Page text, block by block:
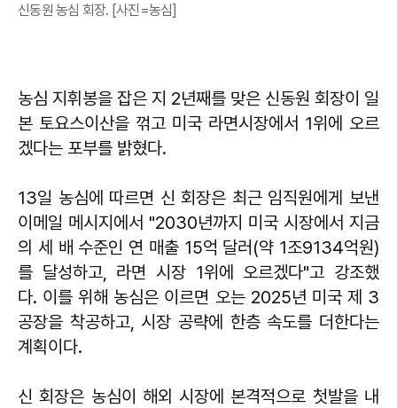
신동원 농심 회장. [사진=농심]
농심 지휘봉을 잡은 지 2년째를 맞은 신동원 회장이 일
본 토요스이산을 꺾고 미국 라면시장에서 1위에 오르
겠다는 포부를 밝혔다.
13일 농심에 따르면 신 회장은 최근 임직원에게 보낸
이메일 메시지에서 "2030년까지 미국 시장에서 지금
의 세 배 수준인 연 매출 15억 달러(약 1조9134억원)
를 달성하고, 라면 시장 1위에 오르겠다"고 강조했
다. 이를 위해 농심은 이르면 오는 2025년 미국 제 3
공장을 착공하고, 시장 공략에 한층 속도를 더한다는
계획이다.
신 회장은 농심이 해외 시장에 본격적으로 첫발을 내